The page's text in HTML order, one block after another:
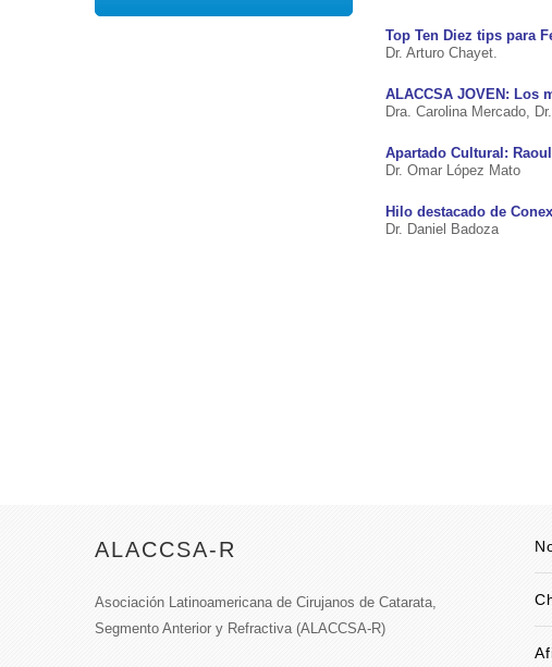
Top Ten Diez tips para
Dr. Arturo Chayet.
ALACCSA JOVEN: Los
Dra. Carolina Mercado,
Apartado Cultural:
Dr. Omar López Mato
Hilo destacado de
Dr. Daniel Badoza
ALACCSA-R
Asociación Latinoamericana de Cirujanos de Catarata,
Segmento Anterior y Refractiva (ALACCSA-R)